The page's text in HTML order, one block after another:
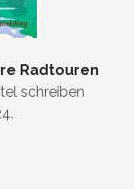
Radtouren
schreiben